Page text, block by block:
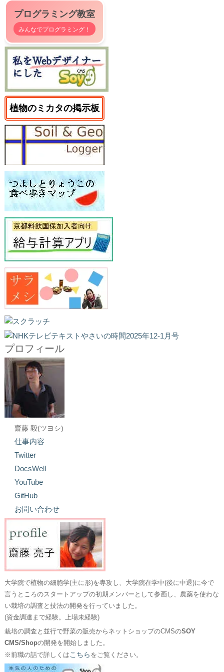
プログラミング教室
みんなでプログラミング！
植物のミカタの掲示板
プロフィール
齋藤 毅(ツヨシ)
仕事内容
Twitter
DocsWell
YouTube
GitHub
お問い合わせ
大学院で植物の細胞学(主に形)を専攻し、大学院在学中(後に中退)に今で
言うところのスタートアップの初期メンバーとして参画し、農薬を使わな
い栽培の調査と技法の開発を行っていました。
(資金調達まで経験。上場未経験)
栽培の調査と並行で野菜の販売からネットショップのCMSのSOY
CMS/Shopの開発を開始しました。
※前職の話で詳しくはこちら をご覧ください。